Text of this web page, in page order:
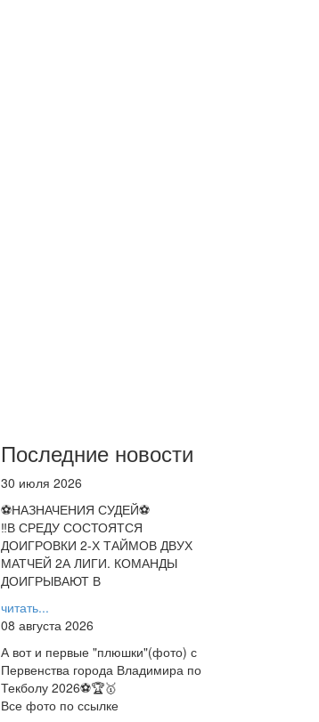
Последние новости
30 июля 2026
⚽НАЗНАЧЕНИЯ СУДЕЙ⚽
‼В СРЕДУ СОСТОЯТСЯ
ДОИГРОВКИ 2-Х ТАЙМОВ ДВУХ
МАТЧЕЙ 2А ЛИГИ. КОМАНДЫ
ДОИГРЫВАЮТ В
читать...
08 августа 2026
А вот и первые "плюшки"(фото) с
Первенства города Владимира по
Текболу 2026⚽🏆🥇
Все фото по ссылке